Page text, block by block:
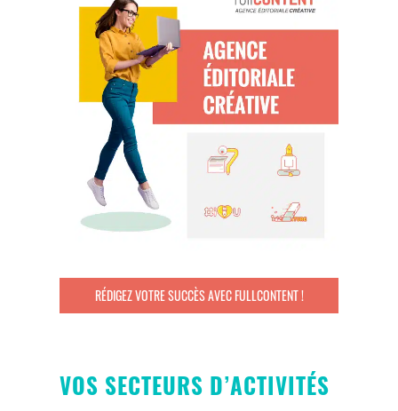
RÉDIGEZ VOTRE SUCCÈS AVEC FULLCONTENT !
VOS SECTEURS D’ACTIVITÉS